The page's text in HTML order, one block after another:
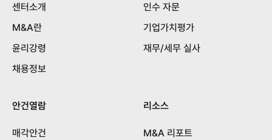
센터소개
M&A란
윤리강령
채용정보
인수 자문
기업가치평가
재무/세무 실사
안건열람
매각안건
리소스
M&A 리포트